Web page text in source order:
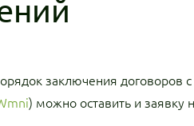
заключения договоров
) можно оставить и заявку